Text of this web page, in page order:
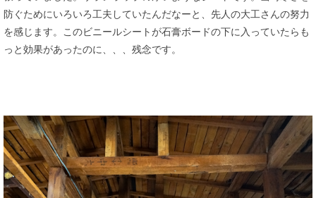
防ぐためにいろいろ工夫していたんだなーと、先人の大工さんの努力
を感じます。このビニールシートが石膏ボードの下に入っていたらも
っと効果があったのに、、、残念です。